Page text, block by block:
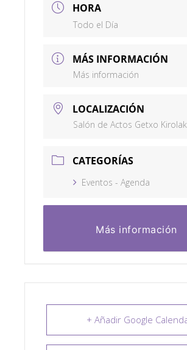
HORA
Todo el Día
MÁS INFORMACIÓN
Más información
LOCALIZACIÓN
Salón de Actos Getxo Kirolak
CATEGORÍAS
Eventos - Agenda
Más información
+ Añadir Google